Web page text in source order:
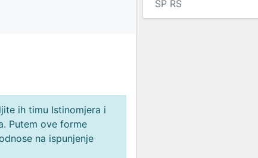
ih timu Istinomjera i
Putem ove forme
na ispunjenje
SP RS